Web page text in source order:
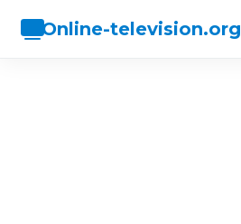
Online-television.org